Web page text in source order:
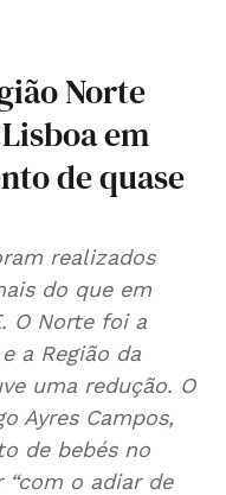
Norte
em
de quase
realizados
do que em
O Norte foi a
a Região da
uma redução. O
Ayres Campos,
de bebés no
o adiar de